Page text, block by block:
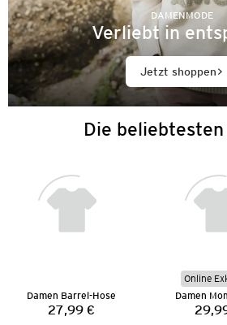
DAMENMODE
Verliebt in
Jetzt shoppen
Die
Damen Barrel-Hose
Preis:
27,99 €
Online
Damen